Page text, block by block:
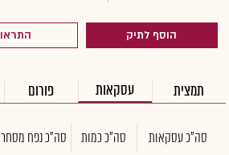
הוסף לתיק
תמצית עסקאות פורום
סה"כ עסקאות סה"כ כמות סה"כ נפח מסחר